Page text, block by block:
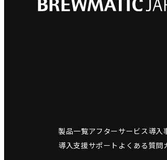
製品一覧アフターサービス導入
導入支援サポート よくある質問